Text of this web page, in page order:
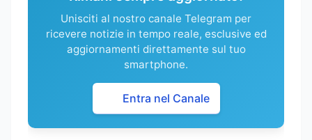
Unisciti al nostro canale Telegram per
ricevere notizie in tempo reale, esclusive ed
aggiornamenti direttamente sul tuo
smartphone.
Entra nel Canale